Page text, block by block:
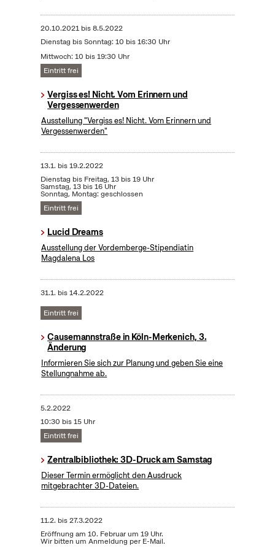
20.10.2021bis8.5.2022
Dienstag bis Sonntag: 10 bis 16:30 Uhr
Mittwoch: 10 bis 19:30 Uhr
Eintritt frei
Vergiss es! Nicht. Vom Erinnern und
Vergessenwerden
Ausstellung "Vergiss es! Nicht. Vom Erinnern und
Vergessenwerden"
13.1. bis19.2.2022
Dienstag bis Freitag, 13 bis 19 Uhr
Samstag, 13 bis 16 Uhr
Sonntag, Montag: geschlossen
Eintritt frei
Lucid Dreams
Ausstellung der Vordemberge-Stipendiatin
Magdalena Los
31.1. bis14.2.2022
Eintritt frei
Causemannstraße in Köln-Merkenich, 3.
Änderung
Informieren Sie sich zur Planung und geben Sie eine
Stellungnahme ab.
5.2.2022
10:30 bis 15 Uhr
Eintritt frei
Zentralbibliothek: 3D-Druck am Samstag
Dieser Termin ermöglicht den Ausdruck
mitgebrachter 3D-Dateien.
11.2. bis27.3.2022
Eröffnung am 10. Februar um 19 Uhr.
Wir bitten um Anmeldung per E-Mail.